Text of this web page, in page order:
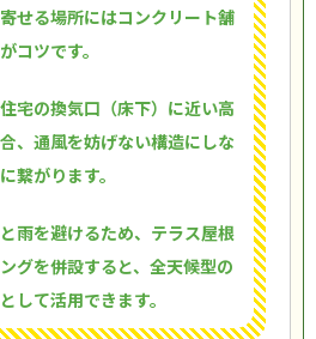
せる場所にはコンクリート舗
コツです。
宅の換気口（床下）に近い高
、通風を妨げない構造にしな
繋がります。
雨を避けるため、テラス屋根
グを併設すると、全天候型の
して活用できます。